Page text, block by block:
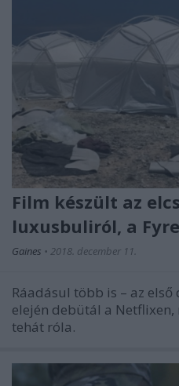
Film készült az
luxusbuliról, a
Gaines • 2018. december 11.
Ráadásul több is – az
elején debütál a
tehát róla.